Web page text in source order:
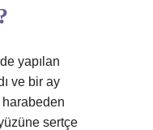
yapılan
ve bir ay
sertçe